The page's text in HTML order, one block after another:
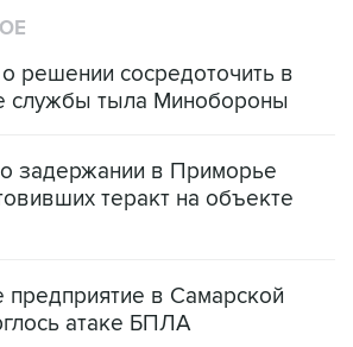
решении сосредоточить в
службы тыла Минобороны
задержании в Приморье
теракт на объекте
в Самарской
атаке БПЛА